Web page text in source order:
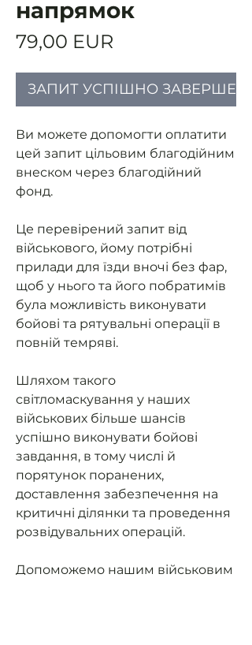
напрямок
79,00 EUR
ЗАПИТ УСПІШНО
Ви можете допомогти оплатити
цей запит цільовим благодійним
внеском через благодійний
фонд.
Це перевірений запит від
військового, йому потрібні
прилади для їзди вночі без фар,
щоб у нього та його побратимів
була можливість виконувати
бойові та рятувальні операції в
повній темряві.
Шляхом такого
світломаскування у наших
військових більше шансів
успішно виконувати бойові
завдання, в тому числі й
порятунок поранених,
доставлення забезпечення на
критичні ділянки та проведення
розвідувальних операцій.
Допоможемо нашим військовим